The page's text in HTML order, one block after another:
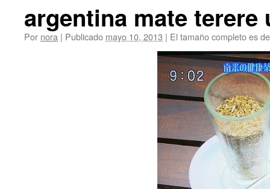
argentina mate terere
Por nora | Publicado mayo 10, 2013 | El tamaño completo es